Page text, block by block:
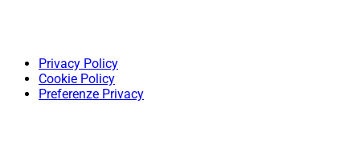
Privacy Policy
Cookie Policy
Preferenze Privacy